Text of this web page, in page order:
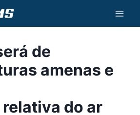
de
amenas e
do ar